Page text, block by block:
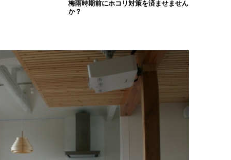
梅雨時期前にホコリ対策を済ませません
か？